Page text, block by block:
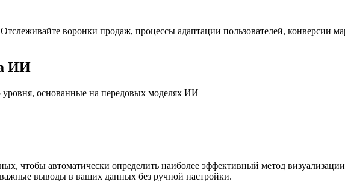
воронки продаж, процессы адаптации пользователей, конверсии
ИИ
уровня, основанные на передовых моделях ИИ
чтобы автоматически определить наиболее эффективный метод
выводы в ваших данных без ручной настройки.